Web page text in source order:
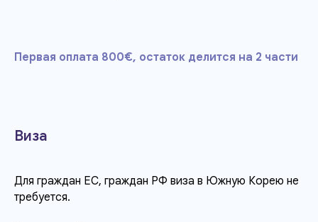
Первая оплата 800€, остаток делится на 2 части
Виза
Для граждан ЕС, граждан РФ виза в Южную Корею не
требуется.